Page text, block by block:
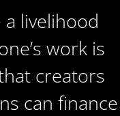
a livelihood
work is
creators
can finance